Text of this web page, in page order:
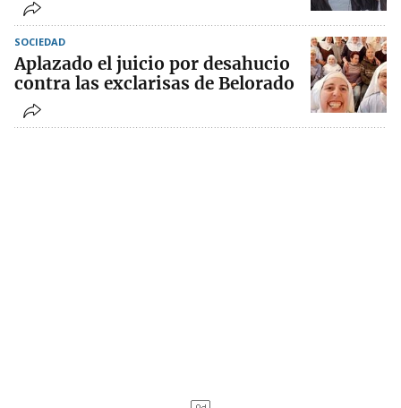
SOCIEDAD
Aplazado el juicio por desahucio
contra las exclarisas de Belorado